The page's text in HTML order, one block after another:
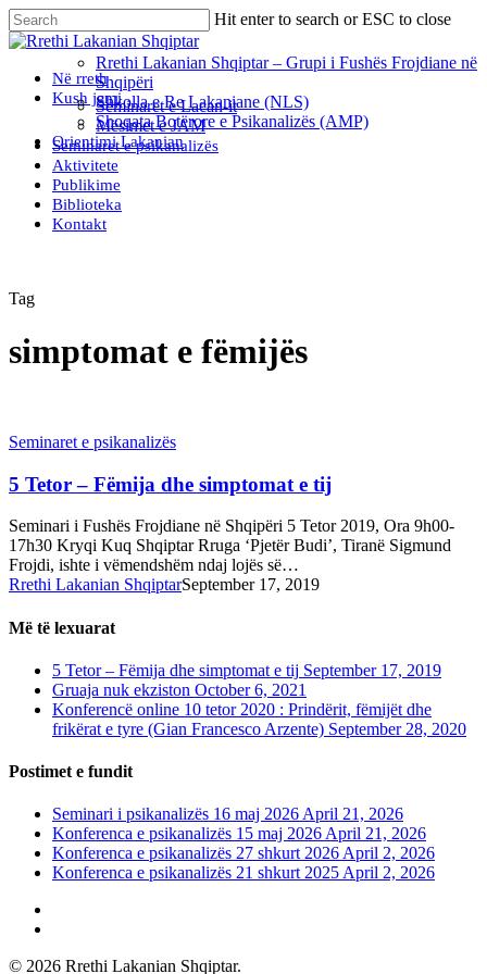
Skip
to
content
Hit enter to search or ESC to close
Close
Menu
Në rreth
Kush jemi
Rrethi Lakanian Shqiptar – Grupi i Fushës Frojdiane në
Shqipëri
Shkolla e Re Lakaniane (NLS)
Shoqata Botërore e Psikanalizës (AMP)
Orientimi Lakanian
Seminaret e Lacan-it
Mësimet e JAM
Seminaret e psikanalizës
Aktivitete
Publikime
Biblioteka
Kontakt
Tag
simptomat e fëmijës
Seminaret e psikanalizës
5 Tetor – Fëmija dhe simptomat e tij
Seminari i Fushës Frojdiane në Shqipëri 5 Tetor 2019, Ora 9h00-
17h30 Kryqi Kuq Shqiptar Rruga ‘Pjetër Budi’, Tiranë Sigmund
Frojdi, ishte i vëmendshëm ndaj lojës së…
Rrethi Lakanian ShqiptarSeptember 17, 2019
Më të lexuarat
5 Tetor – Fëmija dhe simptomat e tij September 17, 2019
Gruaja nuk ekziston October 6, 2021
Konferencë online 10 tetor 2020 : Prindërit, fëmijët dhe
frikërat e tyre (Gian Francesco Arzente) September 28, 2020
Postimet e fundit
Seminari i psikanalizës 16 maj 2026April 21, 2026
Konferenca e psikanalizës 15 maj 2026April 21, 2026
Konferenca e psikanalizës 27 shkurt 2026April 2, 2026
Konferenca e psikanalizës 21 shkurt 2025April 2, 2026
© 2026 Rrethi Lakanian Shqiptar.